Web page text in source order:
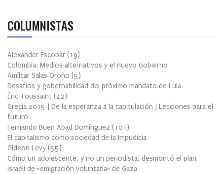
COLUMNISTAS
Alexander Escobar (19)
Colombia: Medios alternativos y el nuevo Gobierno
Amílcar Salas Oroño (5)
Desafíos y gobernabilidad del próximo mandato de Lula
Éric Toussaint (42)
Grecia 2015 | De la esperanza a la capitulación | Lecciones para el
futuro
Fernando Buen Abad Domínguez (101 )
El capitalismo como sociedad de la Impudicia
Gideon Levy (55)
Cómo un adolescente, y no un periodista, desmontó el plan
israelí de «emigración voluntaria» de Gaza